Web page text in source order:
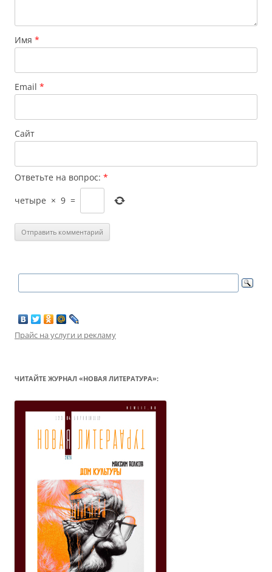
Имя *
Email *
Сайт
Ответьте на вопрос: *
четыре × 9 =
Прайс на услуги и рекламу
ЧИТАЙТЕ ЖУРНАЛ «НОВАЯ ЛИТЕРАТУРА»: